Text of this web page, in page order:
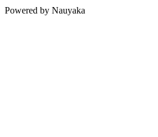
Powered by Nauyaka